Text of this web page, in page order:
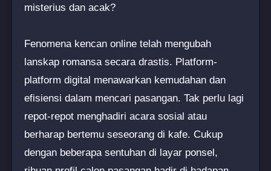
misterius dan acak?
Fenomena kencan online telah mengubah
lanskap romansa secara drastis. Platform-
platform digital menawarkan kemudahan dan
efisiensi dalam mencari pasangan. Tak perlu lagi
repot-repot menghadiri acara sosial atau
berharap bertemu seseorang di kafe. Cukup
dengan beberapa sentuhan di layar ponsel,